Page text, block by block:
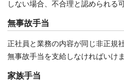
しない場合、不合理と認められる
無事故手当
正社員と業務の内容が同じ非正規
無事故手当を支給しなければいけま
家族手当